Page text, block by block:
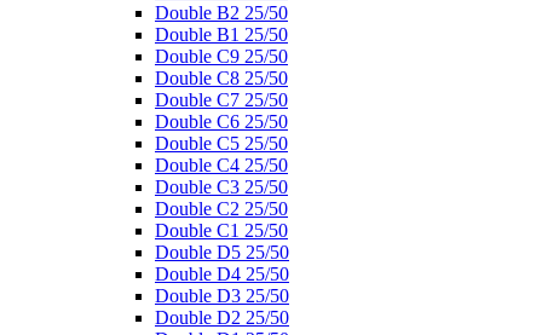
Double B2 25/50
Double B1 25/50
Double C9 25/50
Double C8 25/50
Double C7 25/50
Double C6 25/50
Double C5 25/50
Double C4 25/50
Double C3 25/50
Double C2 25/50
Double C1 25/50
Double D5 25/50
Double D4 25/50
Double D3 25/50
Double D2 25/50